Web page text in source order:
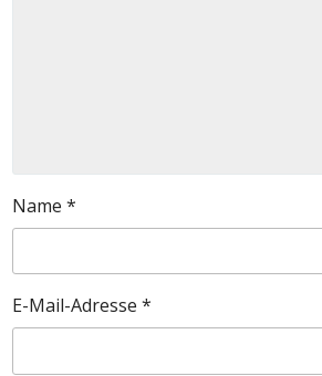
Name *
E-Mail-Adresse *